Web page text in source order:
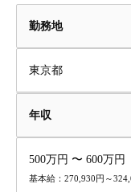
勤務地
東京都
年収
500万円 〜 600万円
基本給：270,930円～